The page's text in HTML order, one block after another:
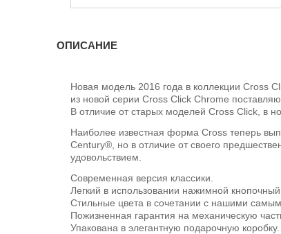
ОПИСАНИЕ
Новая модель 2016 года в коллекции Cross
из новой серии Cross Click Chrome
В отличие от старых моделей Cross Click, в
Наиболее известная форма Cross теперь
Century®, но в отличие от своего
удовольствием.
Современная версия классики.
Легкий в использовании нажимной
Стильные цвета в сочетании с нашими
Пожизненная гарантия на механическую
Упакована в элегантную подарочную коробку.